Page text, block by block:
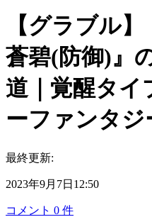
【グラブル
蒼碧(防御)』
道｜覚醒タイ
ーファンタジ
最終更新:
2023年9月7日12:50
コメント 0 件